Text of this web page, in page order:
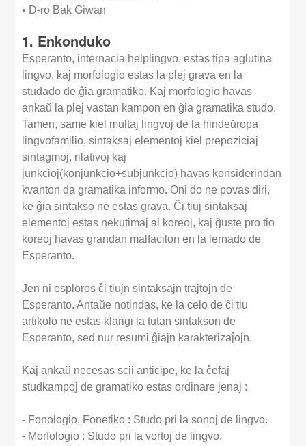
• D-ro Bak Giwan
1. Enkonduko
Esperanto, internacia helplingvo, estas tipa aglutina
lingvo, kaj morfologio estas la plej grava en la
studado de ĝia gramatiko. Kaj morfologio havas
ankaŭ la plej vastan kampon en ĝia gramatika studo.
Tamen, same kiel multaj lingvoj de la hindeŭropa
lingvofamilio, sintaksaj elementoj kiel prepoziciaj
sintagmoj, rilativoj kaj
junkcioj(konjunkcio+subjunkcio) havas konsiderindan
kvanton da gramatika informo. Oni do ne povas diri,
ke ĝia sintakso ne estas grava. Ĉi tiuj sintaksaj
elementoj estas nekutimaj al koreoj, kaj ĝuste pro tio
koreoj havas grandan malfacilon en la lernado de
Esperanto.
Jen ni esploros ĉi tiujn sintaksajn trajtojn de
Esperanto. Antaŭe notindas, ke la celo de ĉi tiu
artikolo ne estas klarigi la tutan sintakson de
Esperanto, sed nur resumi ĝiajn karakterizaĵojn.
Kaj ankaŭ necesas scii anticipe, ke la ĉefaj
studkampoj de gramatiko estas ordinare jenaj :
- Fonologio, Fonetiko : Studo pri la sonoj de lingvo.
- Morfologio : Studo pri la vortoj de lingvo.